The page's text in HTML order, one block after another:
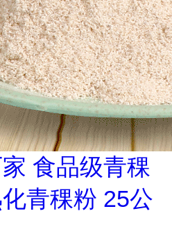
食品级青稞
青稞粉 25公